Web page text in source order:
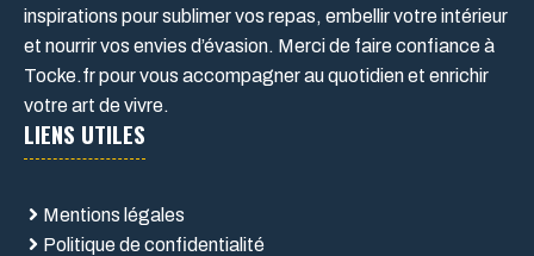
inspirations pour sublimer vos repas, embellir votre intérieur
et nourrir vos envies d’évasion. Merci de faire confiance à
Tocke.fr pour vous accompagner au quotidien et enrichir
votre art de vivre.
LIENS UTILES
Mentions légales
Politique de confidentialité